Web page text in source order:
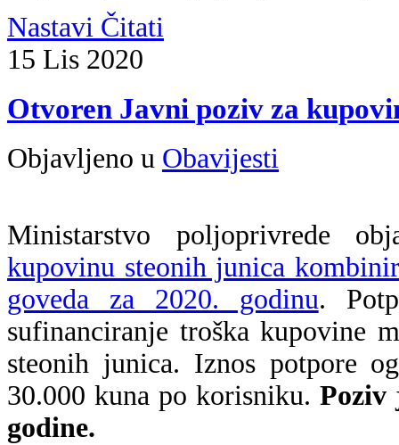
Nastavi Čitati
15 Lis 2020
Otvoren Javni poziv za
Objavljeno u Obavijesti
Ministarstvo poljoprivrede
kupovinu steonih junica
goveda za 2020. godinu.
sufinanciranje troška kupovine
steonih junica. Iznos potpore
30.000 kuna po korisniku. Poziv
godine.